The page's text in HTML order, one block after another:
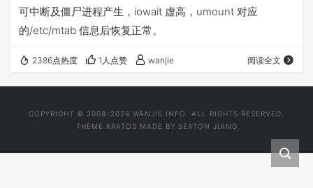
可中断及僵尸进程产生，iowait 虚高，umount 对应
的/etc/mtab 信息后恢复正常。
2386点热度 1人点赞 wanjie 阅读全文
COPYRIGHT © 2008-2026 WANJIE.INFO. ALL RIGHTS RESERVED.
THEME KRATOS MADE BY SEATON JIANG